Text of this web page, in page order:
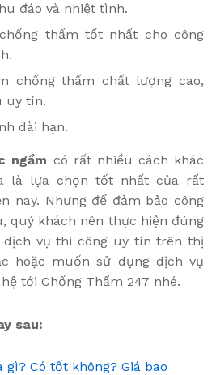
đáo và nhiệt tình.
thấm tốt nhất cho công
chống thấm chất lượng cao,
uy tín.
dài hạn.
ngầm có rất nhiều cách khác
là lựa chọn tốt nhất của rất
nay. Nhưng để đảm bảo công
quý khách nên thực hiện đúng
vụ thi công uy tín trên thị
hoặc muốn sử dụng dịch vụ
tới Chống Thấm 247 nhé.
sau:
Có tốt không? Giá bao